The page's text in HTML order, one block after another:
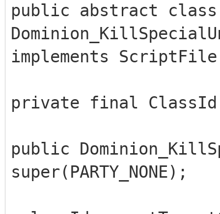
public abstract class
implements
private final
public
super(PARTY_NONE);